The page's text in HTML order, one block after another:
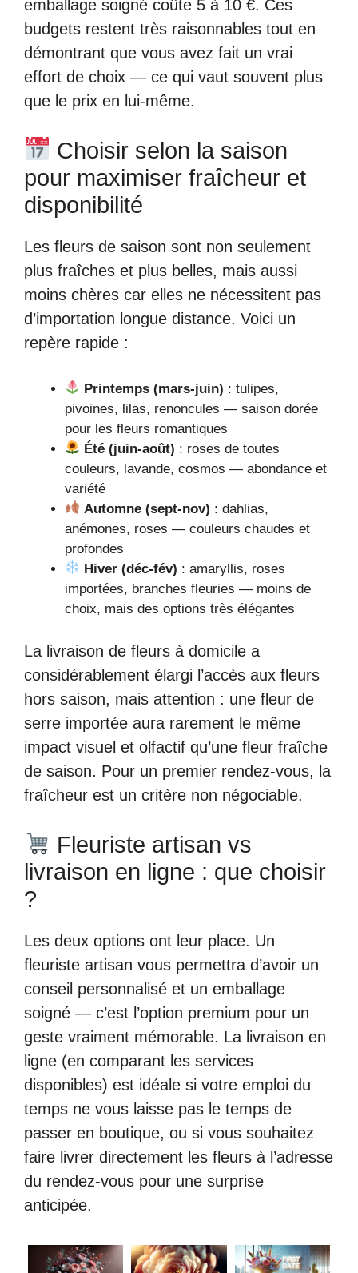
emballage soigné coûte 5 à 10 €. Ces
budgets restent très raisonnables tout en
démontrant que vous avez fait un vrai
effort de choix — ce qui vaut souvent plus
que le prix en lui-même.
Choisir selon la saison
pour maximiser fraîcheur et
disponibilité
Les fleurs de saison sont non seulement
plus fraîches et plus belles, mais aussi
moins chères car elles ne nécessitent pas
d’importation longue distance. Voici un
repère rapide :
Printemps (mars-juin) : tulipes,
pivoines, lilas, renoncules — saison dorée
pour les fleurs romantiques
Été (juin-août) : roses de toutes
couleurs, lavande, cosmos — abondance et
variété
Automne (sept-nov) : dahlias,
anémones, roses — couleurs chaudes et
profondes
Hiver (déc-fév) : amaryllis, roses
importées, branches fleuries — moins de
choix, mais des options très élégantes
La livraison de fleurs à domicile a
considérablement élargi l’accès aux fleurs
hors saison, mais attention : une fleur de
serre importée aura rarement le même
impact visuel et olfactif qu’une fleur fraîche
de saison. Pour un premier rendez-vous, la
fraîcheur est un critère non négociable.
Fleuriste artisan vs
livraison en ligne : que choisir
?
Les deux options ont leur place. Un
fleuriste artisan vous permettra d’avoir un
conseil personnalisé et un emballage
soigné — c’est l’option premium pour un
geste vraiment mémorable. La livraison en
ligne (en comparant les services
disponibles) est idéale si votre emploi du
temps ne vous laisse pas le temps de
passer en boutique, ou si vous souhaitez
faire livrer directement les fleurs à l’adresse
du rendez-vous pour une surprise
anticipée.